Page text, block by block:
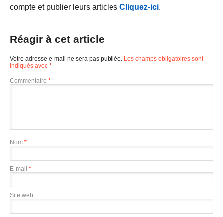
compte et publier leurs articles Cliquez-ici.
Réagir à cet article
Votre adresse e-mail ne sera pas publiée. Les champs obligatoires sont
indiqués avec *
Commentaire *
Nom *
E-mail *
Site web